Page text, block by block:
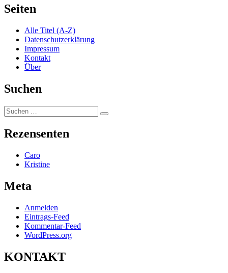
Seiten
Alle Titel (A-Z)
Datenschutzerklärung
Impressum
Kontakt
Über
Suchen
Suchen
nach:
Suchen
Rezensenten
Caro
Kristine
Meta
Anmelden
Eintrags-Feed
Kommentar-Feed
WordPress.org
KONTAKT